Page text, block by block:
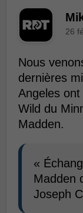
26
Nous
dernières
Angeles
Wild du
Madden.
«
Madden
Joseph